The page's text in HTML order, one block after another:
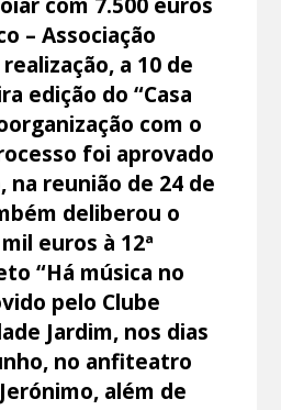
– Associação
a 10 de
edição do “Casa
com o
foi aprovado
na reunião de 24 de
deliberou o
euros à 12ª
“Há música no
pelo Clube
Jardim, nos dias
no anfiteatro
além de